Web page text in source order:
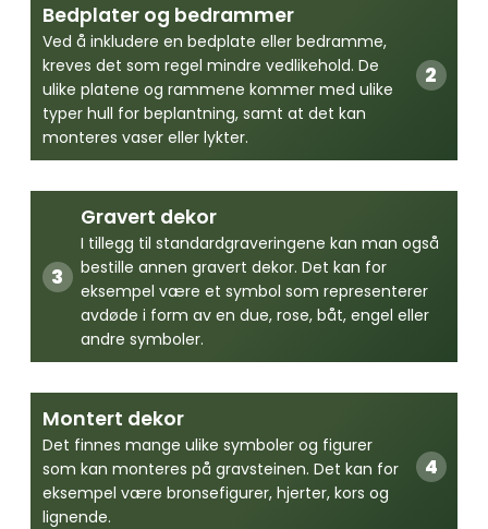
Bedplater og bedrammer
Ved å inkludere en bedplate eller bedramme,
kreves det som regel mindre vedlikehold. De
ulike platene og rammene kommer med ulike
typer hull for beplantning, samt at det kan
monteres vaser eller lykter.
Gravert dekor
I tillegg til standardgraveringene kan man også
bestille annen gravert dekor. Det kan for
eksempel være et symbol som representerer
avdøde i form av en due, rose, båt, engel eller
andre symboler.
Montert dekor
Det finnes mange ulike symboler og figurer
som kan monteres på gravsteinen. Det kan for
eksempel være bronsefigurer, hjerter, kors og
lignende.